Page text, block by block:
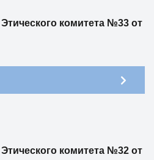
комитета №33 от
комитета №32 от